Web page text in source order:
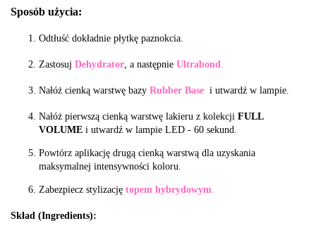
Sposób użycia:
Odtłuść dokładnie płytkę paznokcia.
Zastosuj Dehydrator , a następnie Ultrabond
Nałóż cienką warstwę bazy Rubber Base i utwardź w lampie.
Nałóż pierwszą cienką warstwę lakieru z kolekcji FULL
VOLUME i utwardź w lampie LED - 60 sekund.
Powtórz aplikację drugą cienką warstwą dla uzyskania
maksymalnej intensywności koloru.
Zabezpiecz stylizację topem hybrydowym
Skład (Ingredients):